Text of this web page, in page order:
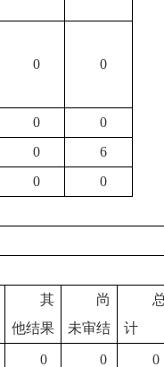
0 0
0
0
0
6
0
0
其
他结果
尚
未审结
总
计
0 0 0